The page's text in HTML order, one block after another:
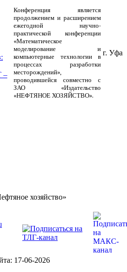
–
Конференция является
продолжением и расширением
ежегодной научно-
практической конференции
«Математическое
моделирование и
компьютерные технологии в
процессах разработки
месторождений»,
проводившейся совместно с
ЗАО «Издательство
«НЕФТЯНОЕ ХОЗЯЙСТВО».
г. Уфа
хозяйство»
17-06-2026